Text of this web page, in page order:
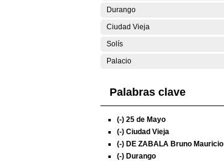
Durango
Ciudad Vieja
Solís
Palacio
Palabras clave
(-) 25 de Mayo
(-) Ciudad Vieja
(-) DE ZABALA Bruno Mauricio
(-) Durango